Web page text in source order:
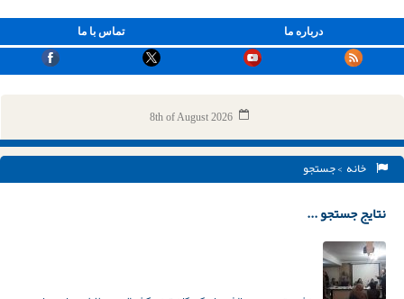
تماس با ما درباره ما
8th of August 2026
خانه > جستجو
نتایج جستجو ...